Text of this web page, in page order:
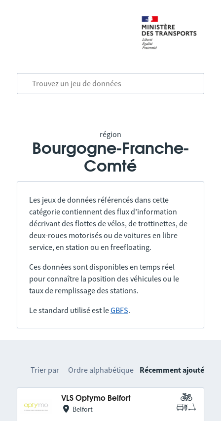
région
Bourgogne-Franche-
Comté
Les jeux de données référencés dans cette
catégorie contiennent des flux d’information
décrivant des flottes de vélos, de trottinettes, de
deux-roues motorisés ou de voitures en libre
service, en station ou en freefloating.
Ces données sont disponibles en temps réel
pour connaître la position des véhicules ou le
taux de remplissage des stations.
Le standard utilisé est leGBFS.
Trier par Ordre alphabétique Récemment ajouté
VLS Optymo Belfort
Belfort